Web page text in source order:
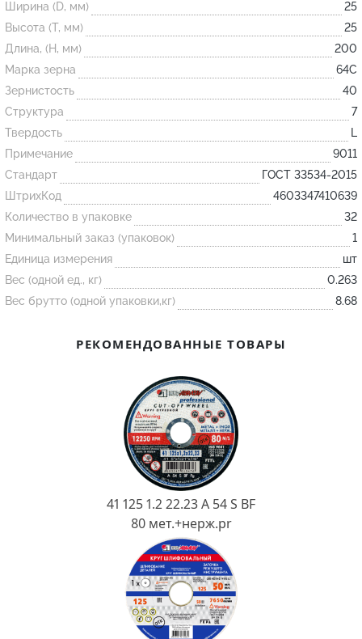
Огнеупорные
изделия
Скачать каталог
Тигель
Муфель
Черпак
Шербер
Трубка
Стержень
Пробка
Подставка
Контакт
Ковш разливочный
Огнеупорная SiC смесь
Ширина (D, мм)
25
Высота (T, мм)
25
Длина, (H, мм)
200
Марка зерна
64С
Зернистость
40
Структура
7
Твердость
L
Примечание
9011
Стандарт
ГОСТ 33534-2015
ШтрихКод
4603347410639
Количество в упаковке
32
Минимальный заказ (упаковок)
1
Единица измерения
шт
Вес (одной ед., кг)
0.263
Вес брутто (одной упаковки,кг)
8.68
РЕКОМЕНДОВАННЫЕ ТОВАРЫ
41 125 1.2 22.23 A 54 S BF
80 мет.+нерж.pr